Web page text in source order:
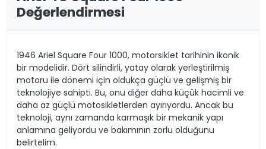
Değerlendirmesi
1946 Ariel Square Four 1000, motorsiklet tarihinin ikonik
bir modelidir. Dört silindirli, yatay olarak yerleştirilmiş
motoru ile dönemi için oldukça güçlü ve gelişmiş bir
teknolojiye sahipti. Bu, onu diğer daha küçük hacimli ve
daha az güçlü motosikletlerden ayırıyordu. Ancak bu
teknoloji, aynı zamanda karmaşık bir mekanik yapı
anlamına geliyordu ve bakımının zorlu olduğunu
belirtelim.